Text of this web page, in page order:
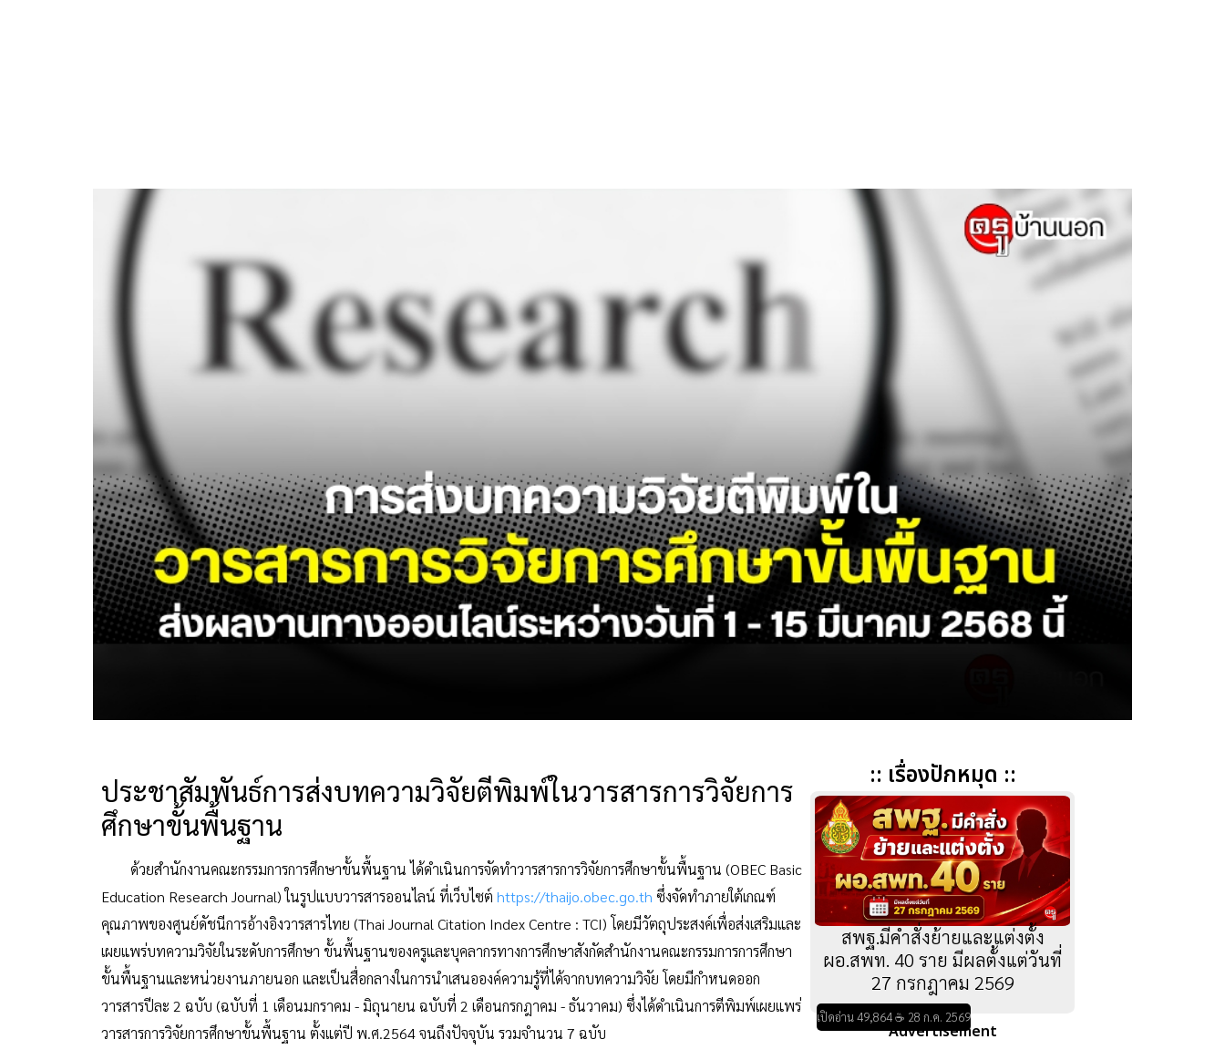
ประชาสัมพันธ์การส่งบทความวิจัยตีพิมพ์ในวารสารการวิจัยการ
ศึกษาขั้นพื้นฐาน
ด้วยสำนักงานคณะกรรมการการศึกษาขั้นพื้นฐาน ได้ดำเนินการจัดทำวารสารการวิจัยการศึกษาขั้นพื้นฐาน (OBEC Basic
Education Research Journal) ในรูปแบบวารสารออนไลน์ ที่เว็บไซต์ https://thaijo.obec.go.th ซึ่งจัดทำภายใต้เกณฑ์
คุณภาพของศูนย์ดัชนีการอ้างอิงวารสารไทย (Thai Journal Citation Index Centre : TCI) โดยมีวัตถุประสงค์เพื่อส่งเสริมและ
เผยแพร่บทความวิจัยในระดับการศึกษา ขั้นพื้นฐานของครูและบุคลากรทางการศึกษาสังกัดสำนักงานคณะกรรมการการศึกษา
ขั้นพื้นฐานและหน่วยงานภายนอก และเป็นสื่อกลางในการนำเสนอองค์ความรู้ที่ได้จากบทความวิจัย โดยมีกำหนดออก
วารสารปีละ 2 ฉบับ (ฉบับที่ 1 เดือนมกราคม - มิถุนายน ฉบับที่ 2 เดือนกรกฎาคม - ธันวาคม) ซึ่งได้ดำเนินการตีพิมพ์เผยแพร่
วารสารการวิจัยการศึกษาขั้นพื้นฐาน ตั้งแต่ปี พ.ศ.2564 จนถึงปัจจุบัน รวมจำนวน 7 ฉบับ
:: เรื่องปักหมุด ::
สพฐ.มีคำสั่งย้ายและแต่งตั้ง
ผอ.สพท. 40 ราย มีผลตั้งแต่วันที่
27 กรกฎาคม 2569
เปิดอ่าน 49,864 ☕ 28 ก.ค. 2569
Advertisement